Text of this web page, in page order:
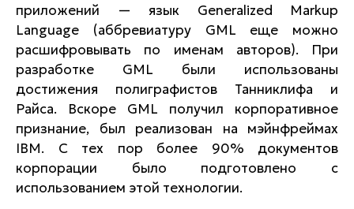
приложений — язык Generalized Markup
Language (аббревиатуру GML еще можно
расшифровывать по именам авторов). При
разработке GML были использованы
достижения полиграфистов Танниклифа и
Райса. Вскоре GML получил корпоративное
признание, был реализован на мэйнфреймах
IBM. С тех пор более 90% документов
корпорации было подготовлено с
использованием этой технологии.